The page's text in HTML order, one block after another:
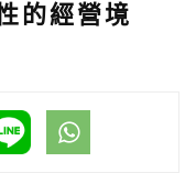
的經營境